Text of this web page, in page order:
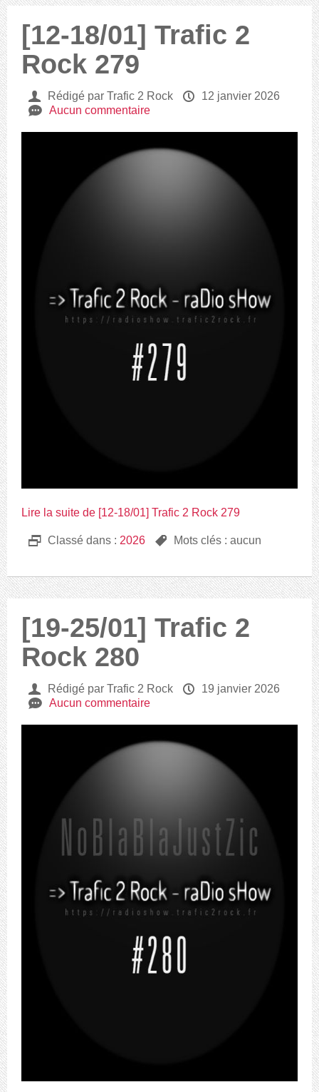
[12-18/01] Trafic 2
Rock 279
U Rédigé par Trafic 2 Rock P 12 janvier 2026
e Aucun commentaire
Lire la suite de [12-18/01] Trafic 2 Rock 279
D Classé dans : 2026 , Mots clés : aucun
[19-25/01] Trafic 2
Rock 280
U Rédigé par Trafic 2 Rock P 19 janvier 2026
e Aucun commentaire